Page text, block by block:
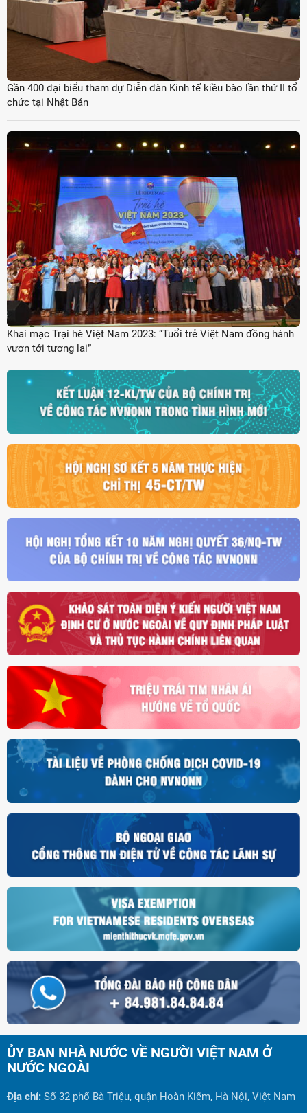
Gần 400 đại biểu tham dự Diễn đàn Kinh tế kiều bào lần thứ II tổ
chức tại Nhật Bản
Khai mạc Trại hè Việt Nam 2023: “Tuổi trẻ Việt Nam đồng hành
vươn tới tương lai”
ỦY BAN NHÀ NƯỚC VỀ NGƯỜI VIỆT NAM Ở
NƯỚC NGOÀI
Địa chỉ: Số 32 phố Bà Triệu, quận Hoàn Kiếm, Hà Nội, Việt Nam